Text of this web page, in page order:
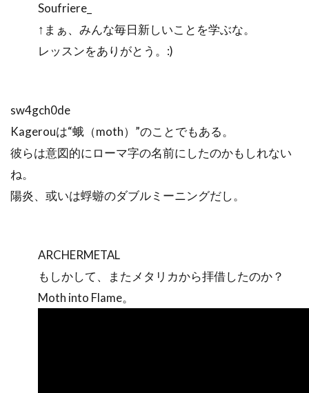
Soufriere_
↑まぁ、みんな毎日新しいことを学ぶな。
レッスンをありがとう。:)
sw4gch0de
Kagerouは“蛾（moth）”のことでもある。
彼らは意図的にローマ字の名前にしたのかもしれない
ね。
陽炎、或いは蜉蝣のダブルミーニングだし。
ARCHERMETAL
もしかして、またメタリカから拝借したのか？
Moth into Flame。